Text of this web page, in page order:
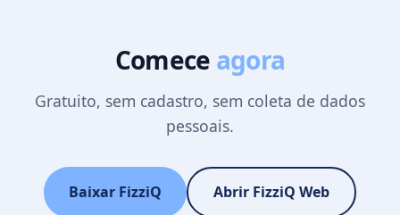
Comece agora
Gratuito, sem cadastro, sem coleta de dados
pessoais.
Baixar FizziQ Abrir FizziQ Web